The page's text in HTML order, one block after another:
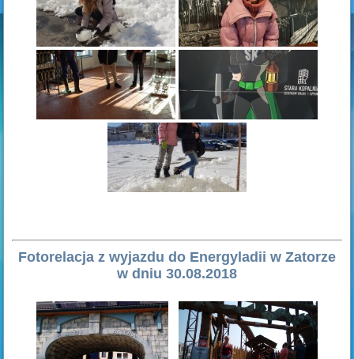
Fotorelacja z wyjazdu do Energyladii w Zatorze
w dniu 30.08.2018